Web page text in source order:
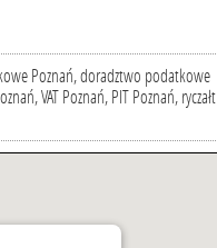
Poznań, doradztwo podatkowe
VAT Poznań, PIT Poznań, ryczałt